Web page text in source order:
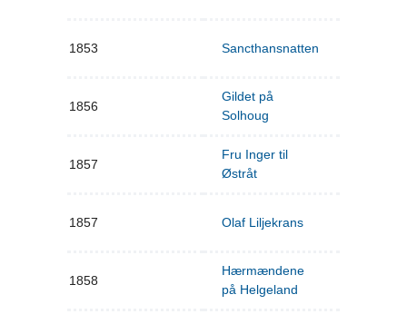
1853 Sancthansnatten
1856
Gildet på
Solhoug
1857
Fru Inger til
Østråt
1857 Olaf Liljekrans
1858
Hærmændene
på Helgeland